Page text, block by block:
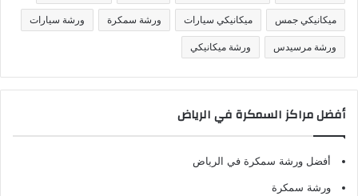
ميكانيكي جمس ميكانيكي سيارات ورشة سمكرة ورشة سيارات
ورشة مرسيدس ورشة ميكانيكي
أفضل مراكز السمكرة في الرياض
أفضل ورشة سمكرة في الرياض
ورشة سمكرة